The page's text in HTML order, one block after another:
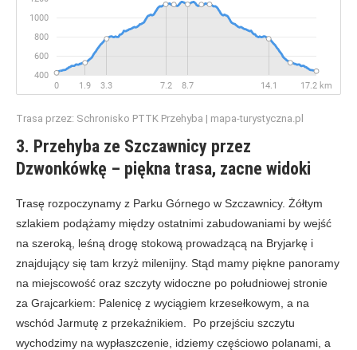
Trasa przez: Schronisko PTTK Przehyba | mapa-turystyczna.pl
3. Przehyba ze Szczawnicy przez
Dzwonkówkę – piękna trasa, zacne widoki
Trasę rozpoczynamy z Parku Górnego w Szczawnicy. Żółtym
szlakiem podążamy między ostatnimi zabudowaniami by wejść
na szeroką, leśną drogę stokową prowadzącą na Bryjarkę i
znajdujący się tam krzyż milenijny. Stąd mamy piękne panoramy
na miejscowość oraz szczyty widoczne po południowej stronie
za Grajcarkiem: Palenicę z wyciągiem krzesełkowym, a na
wschód Jarmutę z przekaźnikiem. Po przejściu szczytu
wychodzimy na wypłaszczenie, idziemy częściowo polanami, a